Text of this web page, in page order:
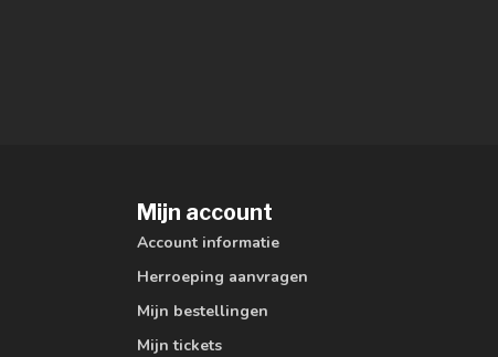
Mijn account
Account informatie
Herroeping aanvragen
Mijn bestellingen
Mijn tickets